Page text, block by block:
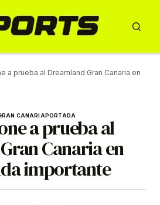
a prueba al Dreamland Gran Canaria en
CANARIAPORTADA
a prueba al
Canaria en
importante